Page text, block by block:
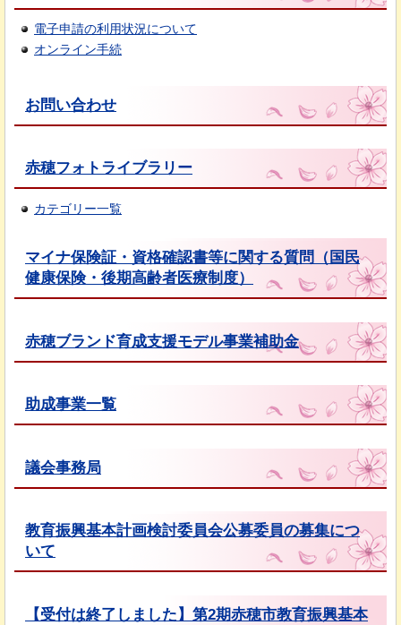
電子申請の利用状況について
オンライン手続
お問い合わせ
赤穂フォトライブラリー
カテゴリー一覧
マイナ保険証・資格確認書等に関する質問（国民
健康保険・後期高齢者医療制度）
赤穂ブランド育成支援モデル事業補助金
助成事業一覧
議会事務局
教育振興基本計画検討委員会公募委員の募集につ
いて
【受付は終了しました】第2期赤穂市教育振興基本